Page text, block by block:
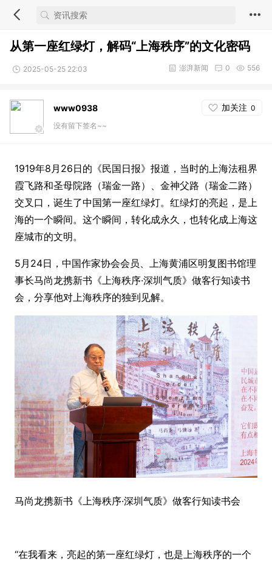
从第一座红绿灯，解码“上海秩序”的文化密码
2025-05-25 22:03 556
0
澎湃新闻
www0938 加关注 0
没有留下签名~~
1919年8月26日的《民国日报》报道，当时的上海法租界
霞飞路和圣母院路（瑞金一路）、金神父路（瑞金二路）
交叉口，诞生了中国第一座红绿灯。红绿灯的亮起，是上
海的一个瞬间。这个瞬间，转化成永久，也转化成上海这
座城市的文明。
5月24日，中国作家协会会员、上海黄浦区明复图书馆理
事长马尚龙携新书《上海秩序·深圳气质》做客行知读书
会，分享他对上海秩序的独到见解。
马尚龙携新书《上海秩序·深圳气质》做客行知读书会
“在我看来，亮起的第一座红绿灯，也是上海秩序的一个